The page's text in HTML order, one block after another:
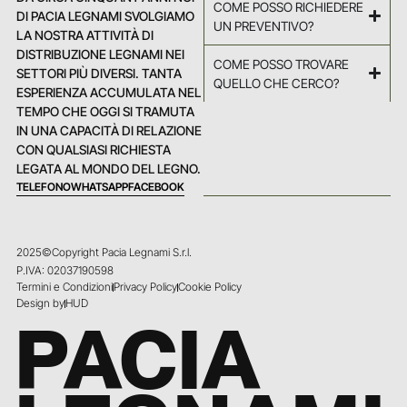
DI PACIA LEGNAMI SVOLGIAMO
LA NOSTRA ATTIVITÀ DI
DISTRIBUZIONE LEGNAMI NEI
SETTORI PIÙ DIVERSI. TANTA
ESPERIENZA ACCUMULATA NEL
TEMPO CHE OGGI SI TRAMUTA
IN UNA CAPACITÀ DI RELAZIONE
CON QUALSIASI RICHIESTA
LEGATA AL MONDO DEL LEGNO.
TELEFONOWHATSAPPFACEBOOK
COME POSSO RICHIEDERE
UN PREVENTIVO?
COME POSSO TROVARE
QUELLO CHE CERCO?
2025©Copyright Pacia Legnami S.r.l.
P.IVA: 02037190598
Termini e CondizioniPrivacy PolicyCookie Policy
Design byHUD
PACIA